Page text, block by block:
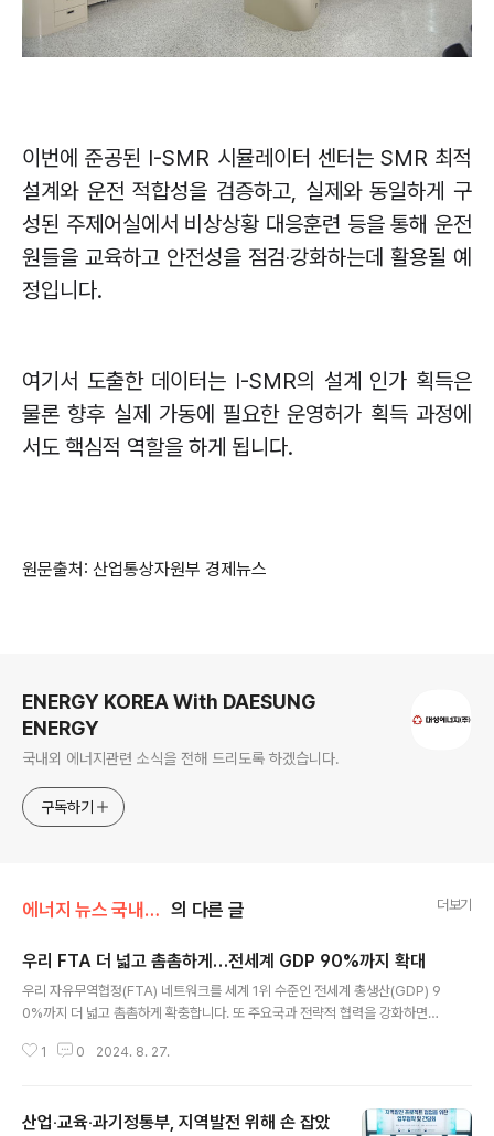
이번에 준공된 I-SMR 시뮬레이터 센터는 SMR 최적
설계와 운전 적합성을 검증하고, 실제와 동일하게 구
성된 주제어실에서 비상상황 대응훈련 등을 통해 운전
원들을 교육하고 안전성을 점검‧강화하는데 활용될 예
정입니다.
여기서 도출한 데이터는 I-SMR의 설계 인가 획득은
물론 향후 실제 가동에 필요한 운영허가 획득 과정에
서도 핵심적 역할을 하게 됩니다.
원문출처: 산업통상자원부 경제뉴스
ENERGY KOREA With DAESUNG
ENERGY
국내외 에너지관련 소식을 전해 드리도록 하겠습니다.
구독하기
에너지 뉴스 국내&해외 의 다른 글 더보기
우리 FTA 더 넓고 촘촘하게…전세계 GDP 90%까지 확대
우리 자유무역협정(FTA) 네트워크를 세계 1위 수준인 전세계 총생산(GDP) 9
0%까지 더 넓고 촘촘하게 확충합니다. 또 주요국과 전략적 협력을 강화하면서
44회 국정현안관계장관회의에서 이같은 내용의 ‘통상정책 로드맵’을 관계부처
다. 핵심광물자원이 풍부하고 성장 잠재력이 큰 아시아와 아프리카 등 주요 거
1 0 2024. 8. 27.
산업‧교육‧과기정통부, 지역발전 위해 손 잡았